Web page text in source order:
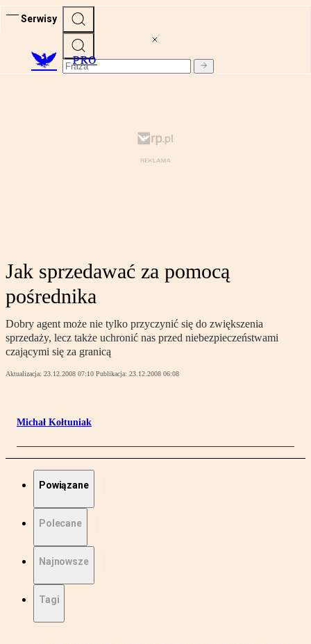
Serwisy
PRO
Jak sprzedawać za pomocą
pośrednika
Dobry agent może nie tylko przyczynić się do zwiększenia
sprzedaży, lecz także uchronić nas przed niebezpieczeństwami
czającymi się za granicą
Aktualizacja: 23.12.2008 07:10 Publikacja: 23.12.2008 06:08
Michał Kołtuniak
Powiązane
Polecane
Najnowsze
Tagi